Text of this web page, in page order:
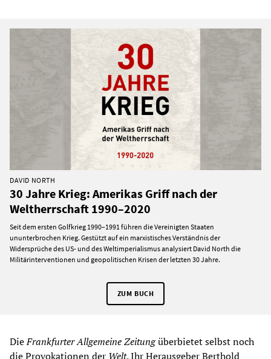
DAVID NORTH
30 Jahre Krieg: Amerikas Griff nach der
Weltherrschaft 1990–2020
Seit dem ersten Golfkrieg 1990–1991 führen die Vereinigten Staaten
ununterbrochen Krieg. Gestützt auf ein marxistisches Verständnis der
Widersprüche des US- und des Weltimperialismus analysiert David North die
Militärinterventionen und geopolitischen Krisen der letzten 30 Jahre.
ZUM BUCH
DieFrankfurter Allgemeine Zeitungüberbietet selbst noch
die Provokationen der Welt. Ihr Herausgeber Berthold